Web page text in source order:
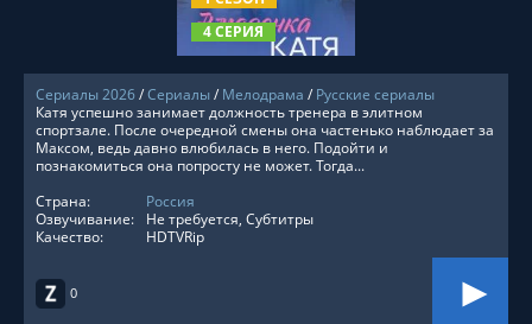
4 СЕРИЯ
Сериалы 2026/Сериалы/ Мелодрама / Русские сериалы
0
Катя успешно занимает должность тренера в элитном
спортзале. После очередной смены она частенько наблюдает за
Максом, ведь давно влюбилась в него. Подойти и
познакомиться она попросту не может. Тогда...
Страна:
Россия
Озвучивание:
Не требуется, Субтитры
Качество:
HDTVRip